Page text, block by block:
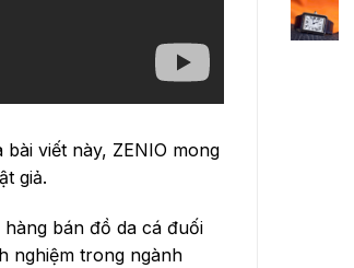
viết này, ZENIO mong
giả.
bán đồ da cá đuối
nghiệm trong ngành